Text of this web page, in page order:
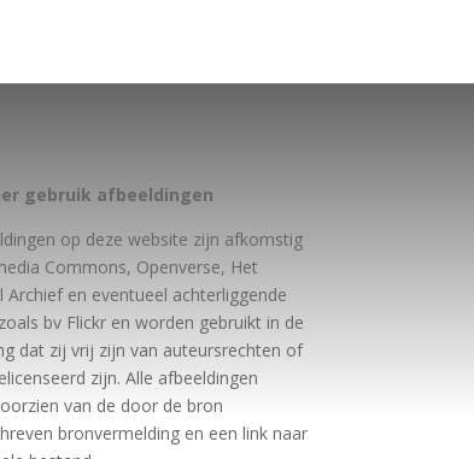
gebruik afbeeldingen
op deze website zijn afkomstig
Commons, Openverse, Het
Archief en eventueel achterliggende
bv Flickr en worden gebruikt in de
dat zij vrij zijn van auteursrechten of
zijn. Alle afbeeldingen
van de door de bron
bronvermelding en een link naar